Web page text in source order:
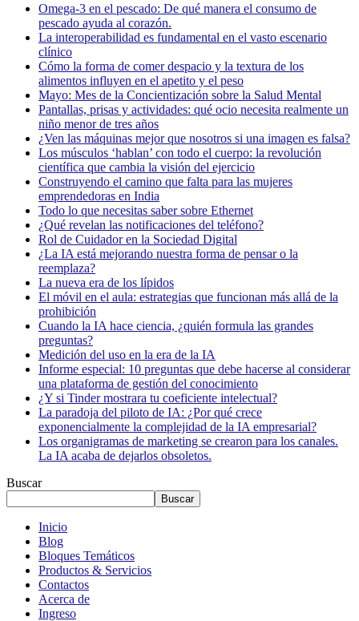
Omega-3 en el pescado: De qué manera el consumo de
pescado ayuda al corazón.
La interoperabilidad es fundamental en el vasto escenario
clínico
Cómo la forma de comer despacio y la textura de los
alimentos influyen en el apetito y el peso
Mayo: Mes de la Concientización sobre la Salud Mental
Pantallas, prisas y actividades: qué ocio necesita realmente un
niño menor de tres años
¿Ven las máquinas mejor que nosotros si una imagen es falsa?
Los músculos ‘hablan’ con todo el cuerpo: la revolución
científica que cambia la visión del ejercicio
Construyendo el camino que falta para las mujeres
emprendedoras en India
Todo lo que necesitas saber sobre Ethernet
¿Qué revelan las notificaciones del teléfono?
Rol de Cuidador en la Sociedad Digital
¿La IA está mejorando nuestra forma de pensar o la
reemplaza?
La nueva era de los lípidos
El móvil en el aula: estrategias que funcionan más allá de la
prohibición
Cuando la IA hace ciencia, ¿quién formula las grandes
preguntas?
Medición del uso en la era de la IA
Informe especial: 10 preguntas que debe hacerse al considerar
una plataforma de gestión del conocimiento
¿Y si Tinder mostrara tu coeficiente intelectual?
La paradoja del piloto de IA: ¿Por qué crece
exponencialmente la complejidad de la IA empresarial?
Los organigramas de marketing se crearon para los canales.
La IA acaba de dejarlos obsoletos.
Buscar
Buscar
Inicio
Blog
Bloques Temáticos
Productos & Servicios
Contactos
Acerca de
Ingreso